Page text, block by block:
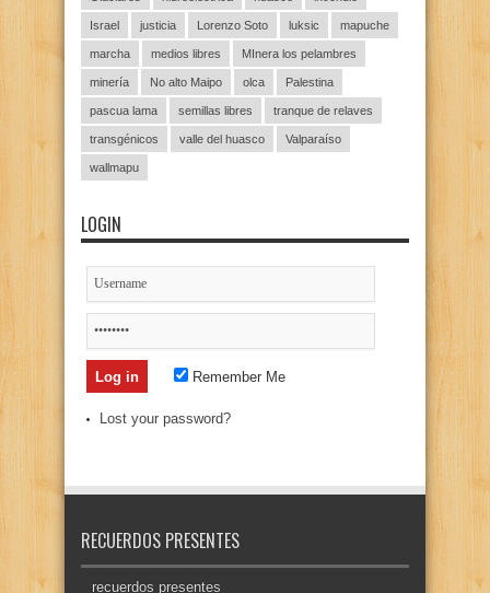
Israel justicia Lorenzo Soto luksic mapuche
marcha medios libres MInera los pelambres
minería No alto Maipo olca Palestina
pascua lama semillas libres tranque de relaves
transgénicos valle del huasco Valparaíso
wallmapu
LOGIN
Remember Me
Lost your password?
RECUERDOS PRESENTES
recuerdos presentes